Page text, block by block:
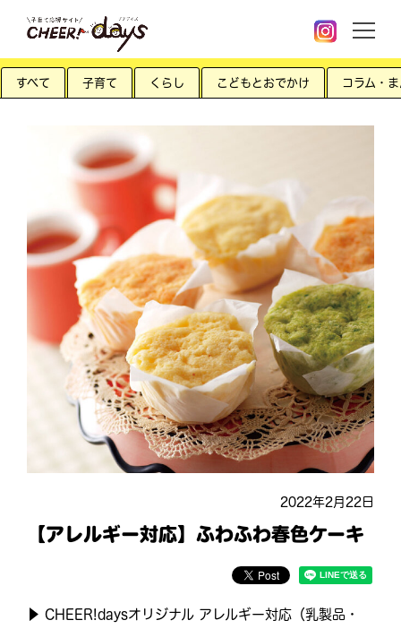
すべて 子育て くらし こどもとおでかけ コラム・
2022年2月22日
【アレルギー対応】ふわふわ春色ケーキ
▶ CHEER!daysオリジナル アレルギー対応（乳製品・